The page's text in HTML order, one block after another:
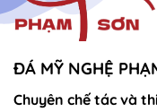
ĐÁ MỸ NGHỆ
Chuyên chế tác và